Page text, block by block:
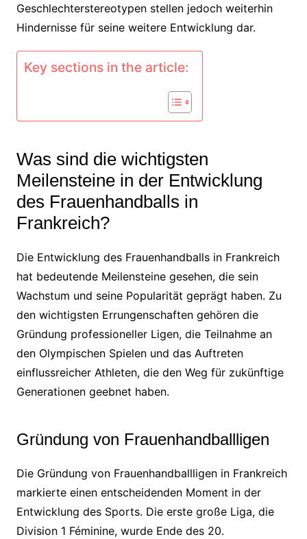
Geschlechterstereotypen stellen jedoch weiterhin
Hindernisse für seine weitere Entwicklung dar.
Key sections in the article:
Was sind die wichtigsten
Meilensteine in der Entwicklung
des Frauenhandballs in
Frankreich?
Die Entwicklung des Frauenhandballs in Frankreich
hat bedeutende Meilensteine gesehen, die sein
Wachstum und seine Popularität geprägt haben. Zu
den wichtigsten Errungenschaften gehören die
Gründung professioneller Ligen, die Teilnahme an
den Olympischen Spielen und das Auftreten
einflussreicher Athleten, die den Weg für zukünftige
Generationen geebnet haben.
Gründung von Frauenhandballligen
Die Gründung von Frauenhandballligen in Frankreich
markierte einen entscheidenden Moment in der
Entwicklung des Sports. Die erste große Liga, die
Division 1 Féminine, wurde Ende des 20.